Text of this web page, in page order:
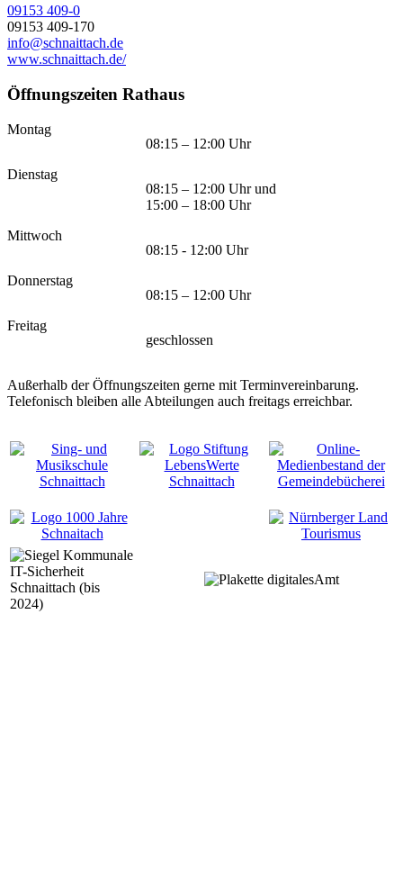
09153 409-0
09153 409-170
info@schnaittach.de
www.schnaittach.de/
Öffnungszeiten Rathaus
Montag
08:15 – 12:00 Uhr
Dienstag
08:15 – 12:00 Uhr und
15:00 – 18:00 Uhr
Mittwoch
08:15 - 12:00 Uhr
Donnerstag
08:15 – 12:00 Uhr
Freitag
geschlossen
Außerhalb der Öffnungszeiten gerne mit Terminvereinbarung.
Telefonisch bleiben alle Abteilungen auch freitags erreichbar.